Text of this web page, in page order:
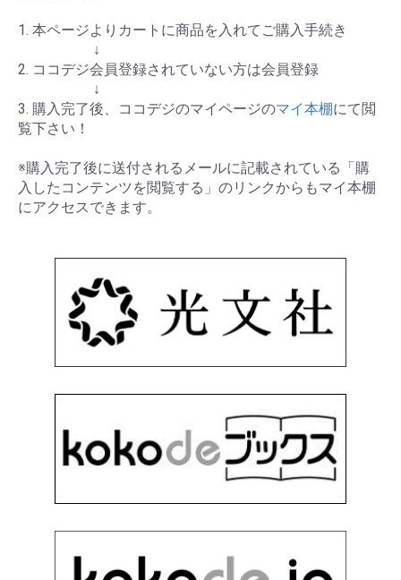
1. 本ページよりカートに商品を入れてご購入手続き
↓
2. ココデジ会員登録されていない方は会員登録
↓
3. 購入完了後、ココデジのマイページのマイ本棚にて閲
覧下さい！
※購入完了後に送付されるメールに記載されている「購
入したコンテンツを閲覧する」のリンクからもマイ本棚
にアクセスできます。